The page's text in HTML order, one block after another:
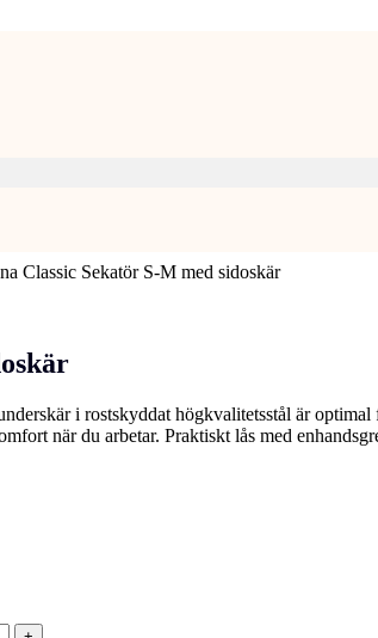
Classic Sekatör S-M med sidoskär
i rostskyddat högkvalitetsstål är
när du arbetar. Praktiskt lås med